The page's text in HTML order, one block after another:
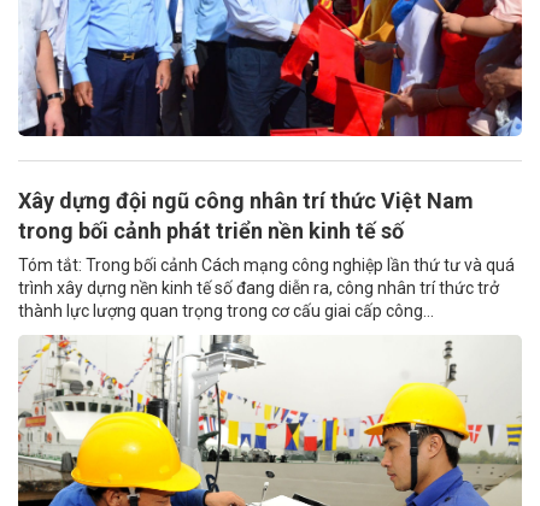
Xây dựng đội ngũ công nhân trí thức Việt Nam
trong bối cảnh phát triển nền kinh tế số
Tóm tắt: Trong bối cảnh Cách mạng công nghiệp lần thứ tư và quá
trình xây dựng nền kinh tế số đang diễn ra, công nhân trí thức trở
thành lực lượng quan trọng trong cơ cấu giai cấp công...